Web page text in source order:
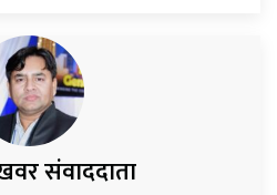
संवाददाता